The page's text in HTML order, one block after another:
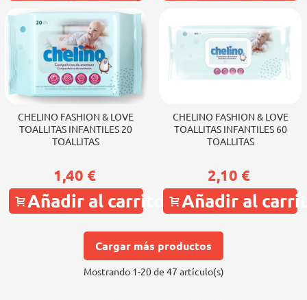
CHELINO FASHION & LOVE
TOALLITAS INFANTILES 20
TOALLITAS
1,40 €
Añadir al carrito
CHELINO FASHION & LOVE
TOALLITAS INFANTILES 60
TOALLITAS
2,10 €
Añadir al
Cargar más productos
Mostrando 1-20 de 47 artículo(s)